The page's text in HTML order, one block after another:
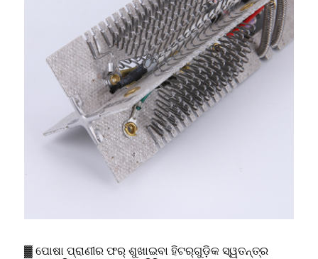
▓ ପୋଷା ପ୍ରାଣୀର ଫର୍ ଶୁଖାଇବା ହିଟର୍‌ଗୁଡ଼ିକ ସ୍ୱତନ୍ତ୍ର